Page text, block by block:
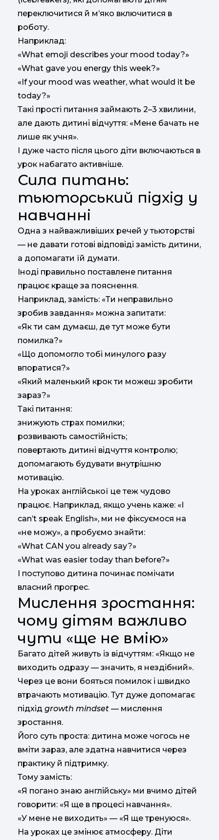
переключитися й м’яко включитися в
роботу.
Наприклад:
«What emoji describes your mood today?»
«What gave you energy this week?»
«If your mood was weather, what would it be
today?»
Такі прості питання займають 2–3 хвилини,
але дають дитині відчуття: «Мене бачать не
лише як учня».
І дуже часто після цього діти включаються в
урок набагато активніше.
Сила питань:
тьюторський підхід у
навчанні
Одна з найважливіших речей у тьюторстві
— не давати готові відповіді замість дитини,
а допомагати їй думати.
Іноді правильно поставлене питання
працює краще за пояснення.
Наприклад, замість: «Ти неправильно
зробив завдання» можна запитати:
«Як ти сам думаєш, де тут може бути
помилка?»
«Що допомогло тобі минулого разу
впоратися?»
«Який маленький крок ти можеш зробити
зараз?»
Такі питання:
знижують страх помилки;
розвивають самостійність;
повертають дитині відчуття контролю;
допомагають будувати внутрішню
мотивацію.
На уроках англійської це теж чудово
працює. Наприклад, якщо учень каже: «I
can’t speak English», ми не фіксуємося на
«не можу», а пробуємо знайти:
«What CAN you already say?»
«What was easier today than before?»
І поступово дитина починає помічати
власний прогрес.
Мислення зростання:
чому дітям важливо
чути «ще не вмію»
Багато дітей живуть із відчуттям: «Якщо не
виходить одразу — значить, я нездібний».
Через це вони бояться помилок і швидко
втрачають мотивацію. Тут дуже допомагає
підхід growth mindset — мислення
зростання.
Його суть проста: дитина може чогось не
вміти зараз, але здатна навчитися через
практику й підтримку.
Тому замість:
«Я погано знаю англійську» ми вчимо дітей
говорити: «Я ще в процесі навчання».
«У мене не виходить» — «Я ще тренуюся».
На уроках це змінює атмосферу. Діти